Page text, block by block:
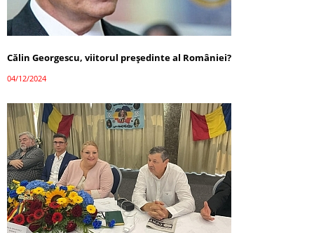
Călin Georgescu, viitorul președinte al României?
04/12/2024